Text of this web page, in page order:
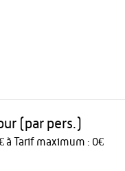
(par pers.)
à Tarif maximum : 0€